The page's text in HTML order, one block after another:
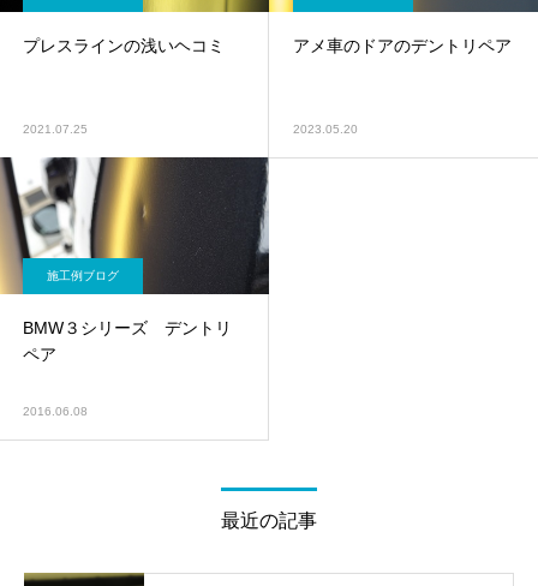
プレスラインの浅いヘコミ
2021.07.25
アメ車のドアのデントリペア
2023.05.20
施工例ブログ
BMW３シリーズ デントリ
ペア
2016.06.08
最近の記事